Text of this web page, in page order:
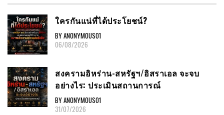
ใครกันแน่ที่ได้ประโยชน์?
BY ANONYMOUS01
06/08/2026
สงครามอิหร่าน-สหรัฐฯ/อิสราเอล จะจบ
อย่างไร: ประเมินสถานการณ์
BY ANONYMOUS01
31/07/2026